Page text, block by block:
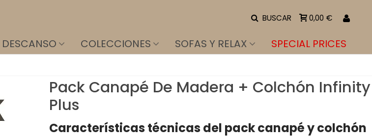
BUSCAR 0,00 €
DESCANSO COLECCIONES SOFAS Y RELAX SPECIAL PRICES
Pack Canapé De Madera + Colchón Infinity
Plus
Características técnicas del pack canapé y colchón